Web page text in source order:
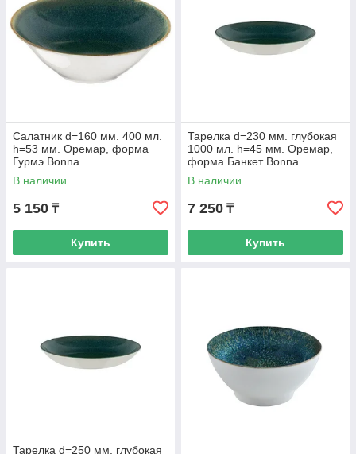
Салатник d=160 мм. 400 мл.
h=53 мм. Оремар, форма
Гурмэ Bonna
В наличии
5 150 ₸
Купить
Тарелка d=230 мм. глубокая
1000 мл. h=45 мм. Оремар,
форма Банкет Bonna
В наличии
7 250 ₸
Купить
Тарелка d=250 мм. глубокая